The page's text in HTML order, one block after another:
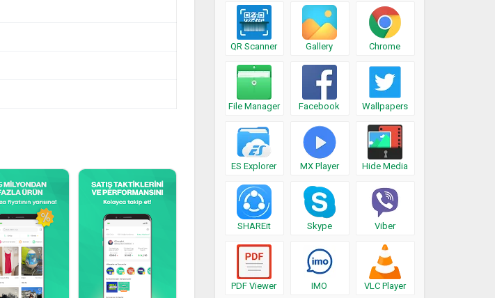
QR Scanner Gallery Chrome
File Manager Facebook Wallpapers
ES Explorer MX Player Hide Media
SHAREit Skype Viber
PDF Viewer IMO VLC Player